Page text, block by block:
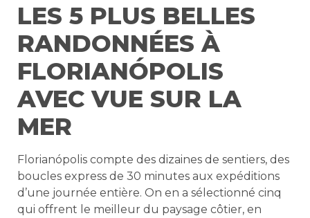
LES 5 PLUS BELLES
RANDONNÉES À
FLORIANÓPOLIS
AVEC VUE SUR LA
MER
Florianópolis compte des dizaines de sentiers, des
boucles express de 30 minutes aux expéditions
d’une journée entière. On en a sélectionné cinq
qui offrent le meilleur du paysage côtier, en